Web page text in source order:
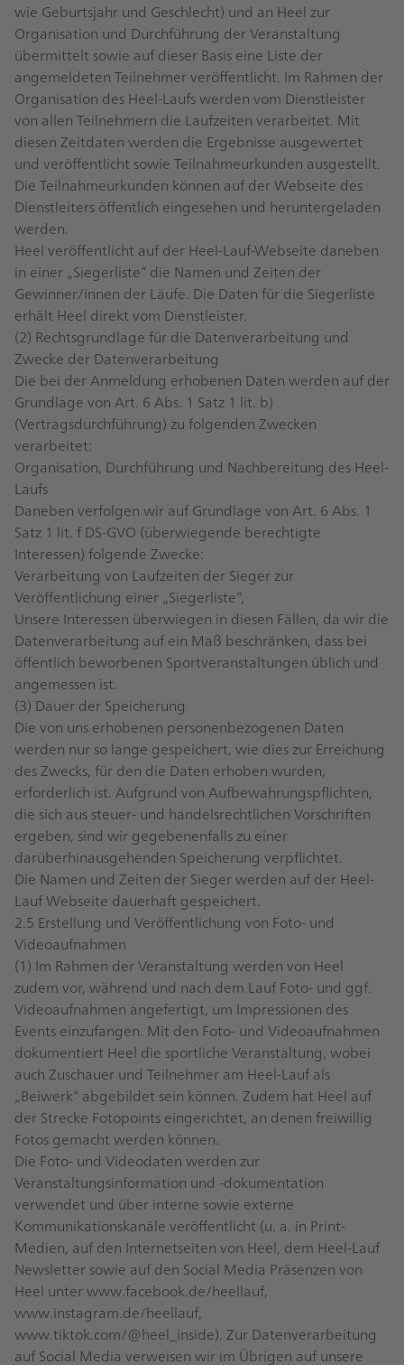
wie Geburtsjahr und Geschlecht) und an Heel zur
Organisation und Durchführung der Veranstaltung
übermittelt sowie auf dieser Basis eine Liste der
angemeldeten Teilnehmer veröffentlicht. Im Rahmen der
Organisation des Heel-Laufs werden vom Dienstleister
von allen Teilnehmern die Laufzeiten verarbeitet. Mit
diesen Zeitdaten werden die Ergebnisse ausgewertet
und veröffentlicht sowie Teilnahmeurkunden ausgestellt.
Die Teilnahmeurkunden können auf der Webseite des
Dienstleiters öffentlich eingesehen und heruntergeladen
werden.
Heel veröffentlicht auf der Heel-Lauf-Webseite daneben
in einer „Siegerliste“ die Namen und Zeiten der
Gewinner/innen der Läufe. Die Daten für die Siegerliste
erhält Heel direkt vom Dienstleister.
(2) Rechtsgrundlage für die Datenverarbeitung und
Zwecke der Datenverarbeitung
Die bei der Anmeldung erhobenen Daten werden auf der
Grundlage von Art. 6 Abs. 1 Satz 1 lit. b)
(Vertragsdurchführung) zu folgenden Zwecken
verarbeitet:
Organisation, Durchführung und Nachbereitung des Heel-
Laufs
Daneben verfolgen wir auf Grundlage von Art. 6 Abs. 1
Satz 1 lit. f DS-GVO (überwiegende berechtigte
Interessen) folgende Zwecke:
Verarbeitung von Laufzeiten der Sieger zur
Veröffentlichung einer „Siegerliste“,
Unsere Interessen überwiegen in diesen Fällen, da wir die
Datenverarbeitung auf ein Maß beschränken, dass bei
öffentlich beworbenen Sportveranstaltungen üblich und
angemessen ist.
(3) Dauer der Speicherung
Die von uns erhobenen personenbezogenen Daten
werden nur so lange gespeichert, wie dies zur Erreichung
des Zwecks, für den die Daten erhoben wurden,
erforderlich ist. Aufgrund von Aufbewahrungspflichten,
die sich aus steuer- und handelsrechtlichen Vorschriften
ergeben, sind wir gegebenenfalls zu einer
darüberhinausgehenden Speicherung verpflichtet.
Die Namen und Zeiten der Sieger werden auf der Heel-
Lauf Webseite dauerhaft gespeichert.
2.5 Erstellung und Veröffentlichung von Foto- und
Videoaufnahmen
(1) Im Rahmen der Veranstaltung werden von Heel
zudem vor, während und nach dem Lauf Foto- und ggf.
Videoaufnahmen angefertigt, um Impressionen des
Events einzufangen. Mit den Foto- und Videoaufnahmen
dokumentiert Heel die sportliche Veranstaltung, wobei
auch Zuschauer und Teilnehmer am Heel-Lauf als
„Beiwerk“ abgebildet sein können. Zudem hat Heel auf
der Strecke Fotopoints eingerichtet, an denen freiwillig
Fotos gemacht werden können.
Die Foto- und Videodaten werden zur
Veranstaltungsinformation und -dokumentation
verwendet und über interne sowie externe
Kommunikationskanäle veröffentlicht (u. a. in Print-
Medien, auf den Internetseiten von Heel, dem Heel-Lauf
Newsletter sowie auf den Social Media Präsenzen von
Heel unter www.facebook.de/heellauf,
www.instagram.de/heellauf,
www.tiktok.com/@heel_inside). Zur Datenverarbeitung
auf Social Media verweisen wir im Übrigen auf unsere